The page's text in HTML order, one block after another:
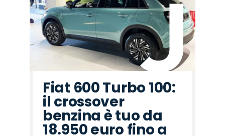
Rover
Romeo
Fiat 600 Turbo 100:
il crossover
benzina è tuo da
18.950 euro fino a